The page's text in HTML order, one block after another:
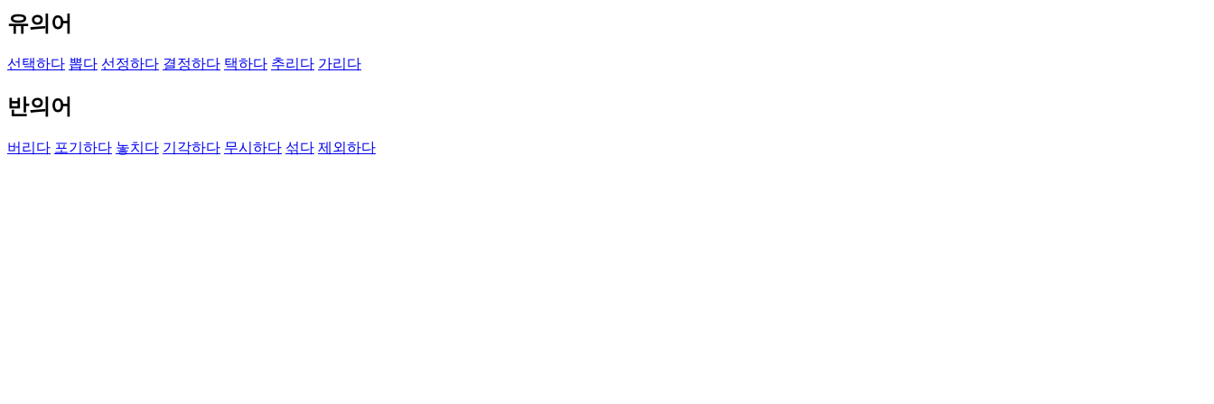
유의어
선택하다 뽑다 선정하다 결정하다 택하다 추리다 가리다
반의어
버리다 포기하다 놓치다 기각하다 무시하다 섞다 제외하다